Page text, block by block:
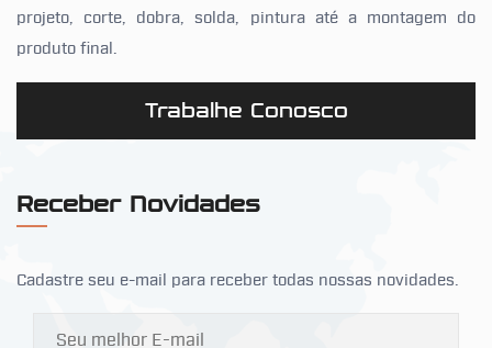
projeto, corte, dobra, solda, pintura até a montagem do
produto final.
Trabalhe Conosco
Receber Novidades
Cadastre seu e-mail para receber todas nossas novidades.